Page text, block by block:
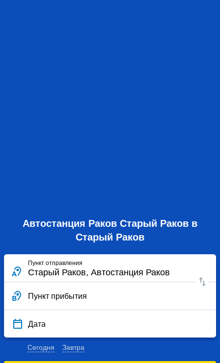
Автостанция Раков Старый Раков в
Старый Раков
Пункт отправления
Пункт прибытия
Дата
Сегодня Завтра